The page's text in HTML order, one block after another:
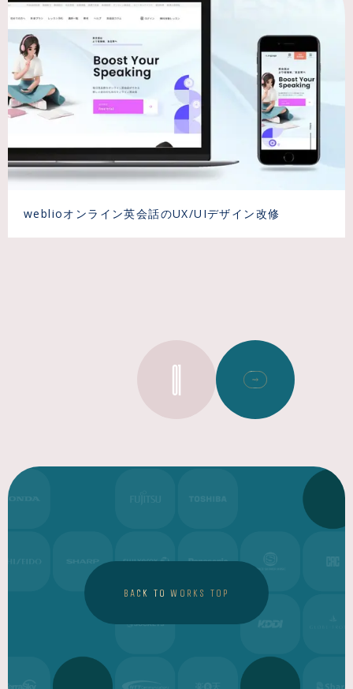
weblioオンライン英会話のUX/UIデザイン改修
01
BACK TO WORKS TOP